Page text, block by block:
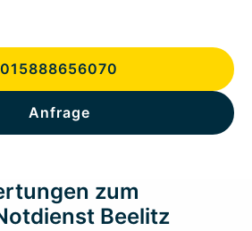
015888656070
Anfrage
zum
Beelitz